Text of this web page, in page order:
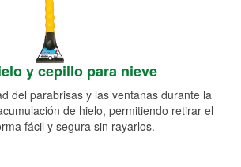
y cepillo para nieve
del parabrisas y las ventanas durante la
de hielo, permitiendo retirar el
fácil y segura sin rayarlos.